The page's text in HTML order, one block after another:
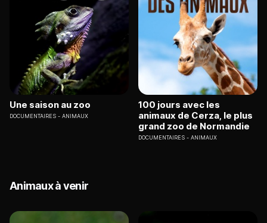
Une saison au zoo
DOCUMENTAIRES ANIMAUX
100 jours avec les
animaux de Cerza, le plus
grand zoo de Normandie
DOCUMENTAIRES ANIMAUX
Animaux à venir